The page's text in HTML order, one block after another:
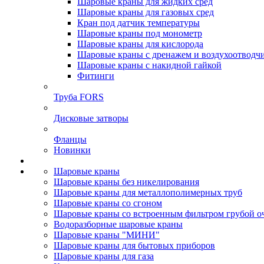
Шаровые краны для газовых сред
Кран под датчик температуры
Шаровые краны под монометр
Шаровые краны для кислорода
Шаровые краны с дренажем и
Шаровые краны с накидной гайкой
Фитинги
Труба FORS
Дисковые затворы
Фланцы
Новинки
Шаровые краны
Шаровые краны без никелирования
Шаровые краны для металлополимерных труб
Шаровые краны со сгоном
Шаровые краны со встроенным фильтром грубой
Водоразборные шаровые краны
Шаровые краны "МИНИ"
Шаровые краны для бытовых приборов
Шаровые краны для газа